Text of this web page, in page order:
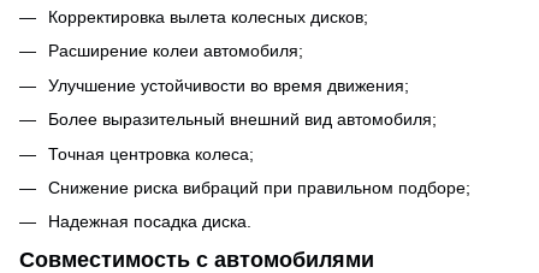
Корректировка вылета колесных дисков;
Расширение колеи автомобиля;
Улучшение устойчивости во время движения;
Более выразительный внешний вид автомобиля;
Точная центровка колеса;
Снижение риска вибраций при правильном подборе;
Надежная посадка диска.
Совместимость с автомобилями